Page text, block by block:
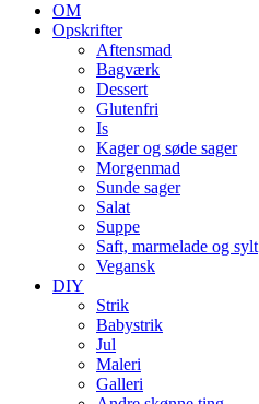
OM
Opskrifter
Aftensmad
Bagværk
Dessert
Glutenfri
Is
Kager og søde sager
Morgenmad
Sunde sager
Salat
Suppe
Saft, marmelade og sylt
Vegansk
DIY
Strik
Babystrik
Jul
Maleri
Galleri